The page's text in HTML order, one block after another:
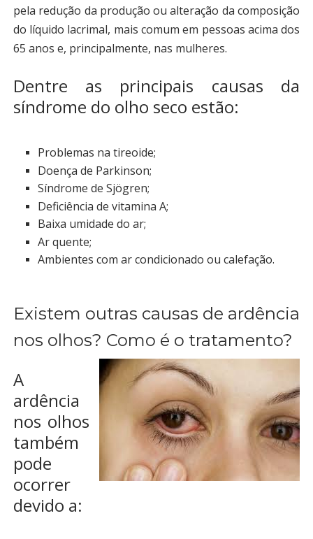
pela redução da produção ou alteração da composição
do líquido lacrimal, mais comum em pessoas acima dos
65 anos e, principalmente, nas mulheres.
Dentre as principais causas da
síndrome do olho seco estão:
Problemas na tireoide;
Doença de Parkinson;
Síndrome de Sjögren;
Deficiência de vitamina A;
Baixa umidade do ar;
Ar quente;
Ambientes com ar condicionado ou calefação.
Existem outras causas de ardência
nos olhos? Como é o tratamento?
A
ardência
nos olhos
também
pode
ocorrer
devido a: